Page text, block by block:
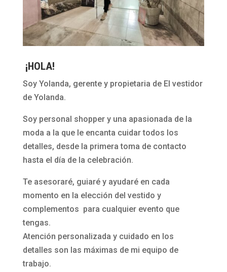
¡HOLA!
Soy Yolanda, gerente y propietaria de El vestidor
de Yolanda.
Soy personal shopper y una apasionada de la
moda a la que le encanta cuidar todos los
detalles, desde la primera toma de contacto
hasta el día de la celebración.
Te asesoraré, guiaré y ayudaré en cada
momento en la elección del vestido y
complementos para cualquier evento que
tengas.
Atención personalizada y cuidado en los
detalles son las máximas de mi equipo de
trabajo.